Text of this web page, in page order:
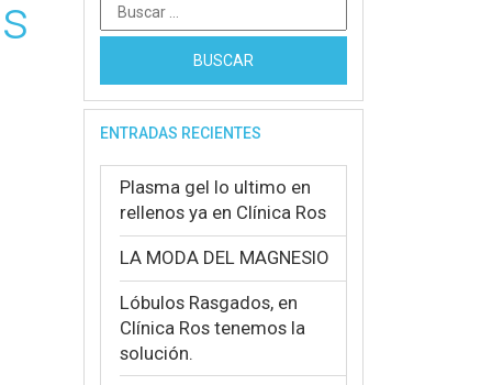
ENTRADAS RECIENTES
Plasma gel lo ultimo en
rellenos ya en Clínica Ros
LA MODA DEL MAGNESIO
Lóbulos Rasgados, en
Clínica Ros tenemos la
solución.